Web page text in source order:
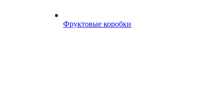
Фруктовые коробки